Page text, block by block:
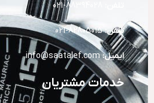
تلفن:82805015-021
ایمیل: info@saatalef.com
خدمات مشتریان